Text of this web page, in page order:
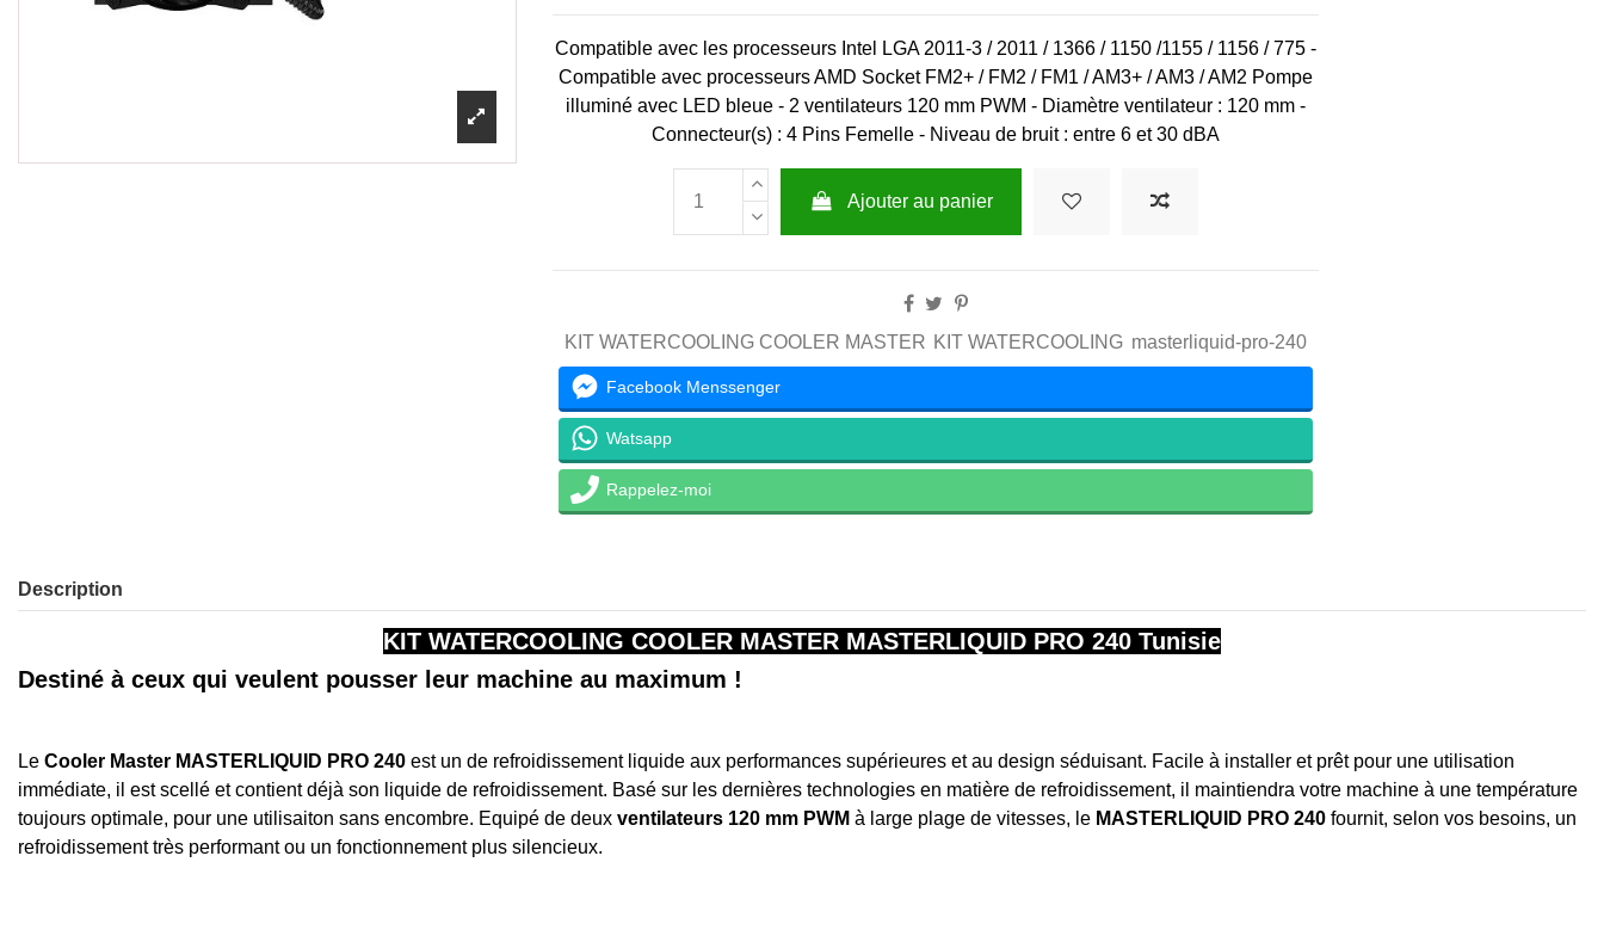
Compatible avec les processeurs Intel LGA 2011-3 / 2011 / 1366 / 1150 /1155 / 1156 / 775 -
Compatible avec processeurs AMD Socket FM2+ / FM2 / FM1 / AM3+ / AM3 / AM2 Pompe
illuminé avec LED bleue - 2 ventilateurs 120 mm PWM - Diamètre ventilateur : 120 mm -
Connecteur(s) : 4 Pins Femelle - Niveau de bruit : entre 6 et 30 dBA
Ajouter au panier
KIT WATERCOOLING COOLER MASTER KIT WATERCOOLING masterliquid-pro-240
Facebook Menssenger
Watsapp
Rappelez-moi
Description
KIT WATERCOOLING COOLER MASTER MASTERLIQUID PRO 240 Tunisie
Destiné à ceux qui veulent pousser leur machine au maximum !
Le Cooler Master MASTERLIQUID PRO 240 est un de refroidissement liquide aux performances supérieures et au design séduisant. Facile à installer et prêt pour une utilisation
immédiate, il est scellé et contient déjà son liquide de refroidissement. Basé sur les dernières technologies en matière de refroidissement, il maintiendra votre machine à une température
toujours optimale, pour une utilisaiton sans encombre. Equipé de deux ventilateurs 120 mm PWM à large plage de vitesses, le MASTERLIQUID PRO 240 fournit, selon vos besoins, un
refroidissement très performant ou un fonctionnement plus silencieux.